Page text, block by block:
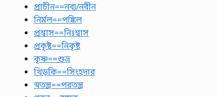
প্রাচীন==নব্য/নবীন
নির্মল==পঙ্কিল
প্রশ্বাস==নিঃশ্বাস
প্রকৃষ্ট==নিকৃষ্ট
কৃষ্ণ==শুভ্র
খিড়কি==সিংহদার
স্বতন্ত্র==পরতন্ত্র